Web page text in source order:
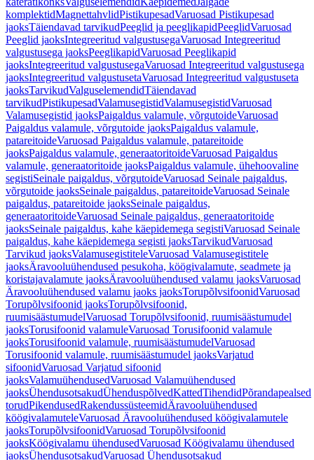
komplektidMagnettahvlidPistikupesadVaruosad Pistikupesad
jaoksTäiendavad tarvikudPeeglid ja peeglikapidPeeglidVaruosad
Peeglid jaoksIntegreeritud valgustusegaVaruosad Integreeritud
valgustusega jaoksPeeglikapidVaruosad Peeglikapid
jaoksIntegreeritud valgustusegaVaruosad Integreeritud valgustusega
jaoksIntegreeritud valgustusetaVaruosad Integreeritud valgustuseta
jaoksTarvikudValguselemendidTäiendavad
tarvikudPistikupesadValamusegistidValamusegistidVaruosad
Valamusegistid jaoksPaigaldus valamule, võrgutoideVaruosad
Paigaldus valamule, võrgutoide jaoksPaigaldus valamule,
patareitoideVaruosad Paigaldus valamule, patareitoide
jaoksPaigaldus valamule, generaatoritoideVaruosad Paigaldus
valamule, generaatoritoide jaoksPaigaldus valamule, ühehoovaline
segistiSeinale paigaldus, võrgutoideVaruosad Seinale paigaldus,
võrgutoide jaoksSeinale paigaldus, patareitoideVaruosad Seinale
paigaldus, patareitoide jaoksSeinale paigaldus,
generaatoritoideVaruosad Seinale paigaldus, generaatoritoide
jaoksSeinale paigaldus, kahe käepidemega segistiVaruosad Seinale
paigaldus, kahe käepidemega segisti jaoksTarvikudVaruosad
Tarvikud jaoksValamusegistiteleVaruosad Valamusegistitele
jaoksÄravooluühendused pesukoha, köögivalamute, seadmete ja
koristajavalamute jaoksÄravooluühendused valamu jaoksVaruosad
Äravooluühendused valamu jaoks jaoksTorupõlvsifoonidVaruosad
Torupõlvsifoonid jaoksTorupõlvsifoonid,
ruumisäästumudelVaruosad Torupõlvsifoonid, ruumisäästumudel
jaoksTorusifoonid valamuleVaruosad Torusifoonid valamule
jaoksTorusifoonid valamule, ruumisäästumudelVaruosad
Torusifoonid valamule, ruumisäästumudel jaoksVarjatud
sifoonidVaruosad Varjatud sifoonid
jaoksValamuühendusedVaruosad Valamuühendused
jaoksÜhendusotsakudÜhenduspõlvedKattedTihendidPõrandapealsed
torudPikendusedRakendussüsteemidÄravooluühendused
köögivalamuteleVaruosad Äravooluühendused köögivalamutele
jaoksTorupõlvsifoonidVaruosad Torupõlvsifoonid
jaoksKöögivalamu ühendusedVaruosad Köögivalamu ühendused
jaoksÜhendusotsakudVaruosad Ühendusotsakud